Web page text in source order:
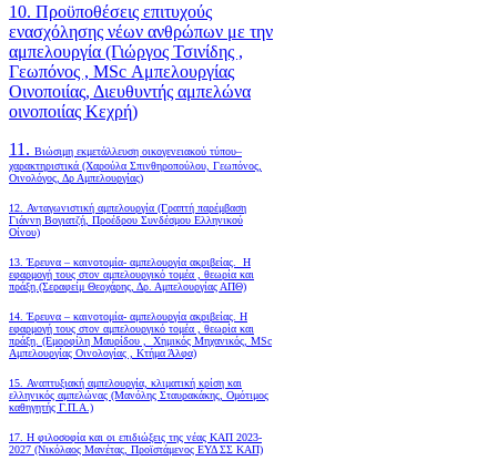
10. Προϋποθέσεις επιτυχούς
ενασχόλησης νέων ανθρώπων με την
αμπελουργία (Γιώργος Τσινίδης ,
Γεωπόνος , MSc Αμπελουργίας
Οινοποιίας, Διευθυντής αμπελώνα
οινοποιίας Κεχρή)
11. Βιώσιμη εκμετάλλευση οικογενειακού τύπου–
χαρακτηριστικά (Χαρούλα Σπινθηροπούλου, Γεωπόνος,
Οινολόγος, Δρ Αμπελουργίας)
12. Ανταγωνιστική αμπελουργία (Γραπτή παρέμβαση
Γιάννη Βογιατζή, Προέδρου Συνδέσμου Ελληνικού
Οίνου)
13. Έρευνα – καινοτομία- αμπελουργία ακριβείας. Η
εφαρμογή τους στον αμπελουργικό τομέα , θεωρία και
πράξη.(Σεραφείμ Θεοχάρης, Δρ. Αμπελουργίας ΑΠΘ)
14. Έρευνα – καινοτομία- αμπελουργία ακριβείας. Η
εφαρμογή τους στον αμπελουργικό τομέα , θεωρία και
πράξη. (Εμορφίλη Μαυρίδου , Χημικός Μηχανικός, MSc
Αμπελουργίας Οινολογίας , Κτήμα Άλφα)
15. Αναπτυξιακή αμπελουργία, κλιματική κρίση και
ελληνικός αμπελώνας (Μανόλης Σταυρακάκης, Ομότιμος
καθηγητής Γ.Π.Α.)
17. Η φιλοσοφία και οι επιδιώξεις της νέας ΚΑΠ 2023-
2027 (Νικόλαος Μανέτας, Προϊστάμενος ΕΥΔ ΣΣ ΚΑΠ)